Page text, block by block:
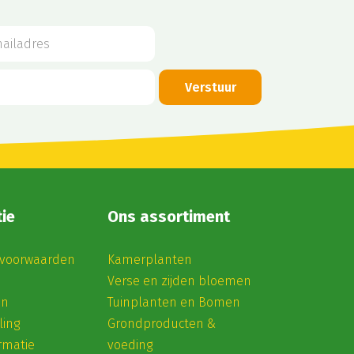
Ons assortiment
Kamerplanten
Verse en zijden bloemen
Tuinplanten en Bomen
Grondproducten &
voeding